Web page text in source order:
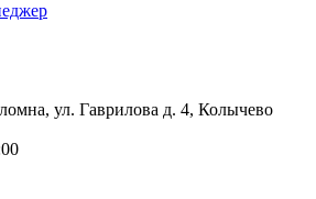
ул. Гаврилова д. 4, Колычево